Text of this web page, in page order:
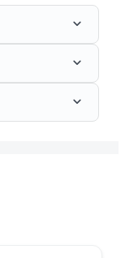
keyboard_arrow_down
keyboard_arrow_down
keyboard_arrow_down